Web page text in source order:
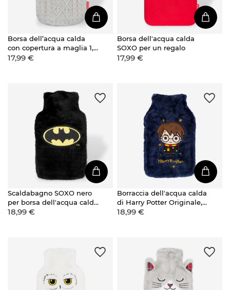
Borsa dell’acqua calda
con copertura a maglia 1,8
L
17,99 €
Borsa dell'acqua calda
SOXO per un regalo
17,99 €
Scaldabagno SOXO nero
per borsa dell'acqua calda
con custodia in peluche
18,99 €
Borraccia dell'acqua calda
di Harry Potter Originale,
concessa in licenza da
18,99 €